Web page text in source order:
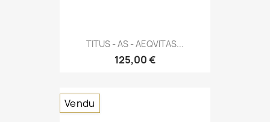
TITUS - AS - AEQVITAS...
125,00 €
Vendu